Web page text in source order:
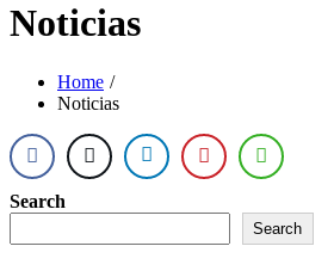
Noticias
Home
Noticias
Search
Search